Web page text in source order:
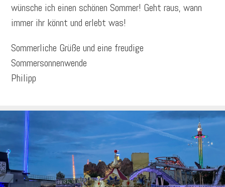
wünsche ich einen schönen Sommer! Geht raus, wann
immer ihr könnt und erlebt was!
Sommerliche Grüße und eine freudige
Sommersonnenwende
Philipp